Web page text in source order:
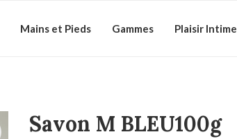
Mains et Pieds Gammes Plaisir Intime
Savon M BLEU100g